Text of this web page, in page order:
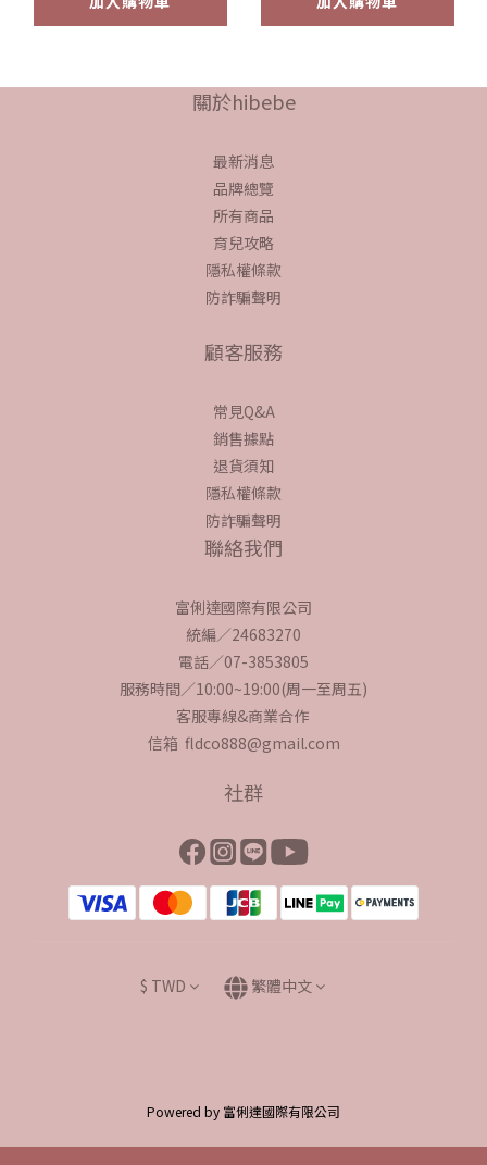
關於hibebe
最新消息
品牌總覽
所有商品
育兒攻略
隱私權條款
防詐騙聲明
顧客服務
常見Q&A
銷售據點
退貨須知
隱私權條款
防詐騙聲明
聯絡我們
富俐達國際有限公司
統編／24683270
電話／07-3853805
服務時間／10:00~19:00(周一至周五)
客服專線&商業合作
信箱 fldco888@gmail.com
社群
$ TWD 繁體中文
Powered by 富俐達國際有限公司